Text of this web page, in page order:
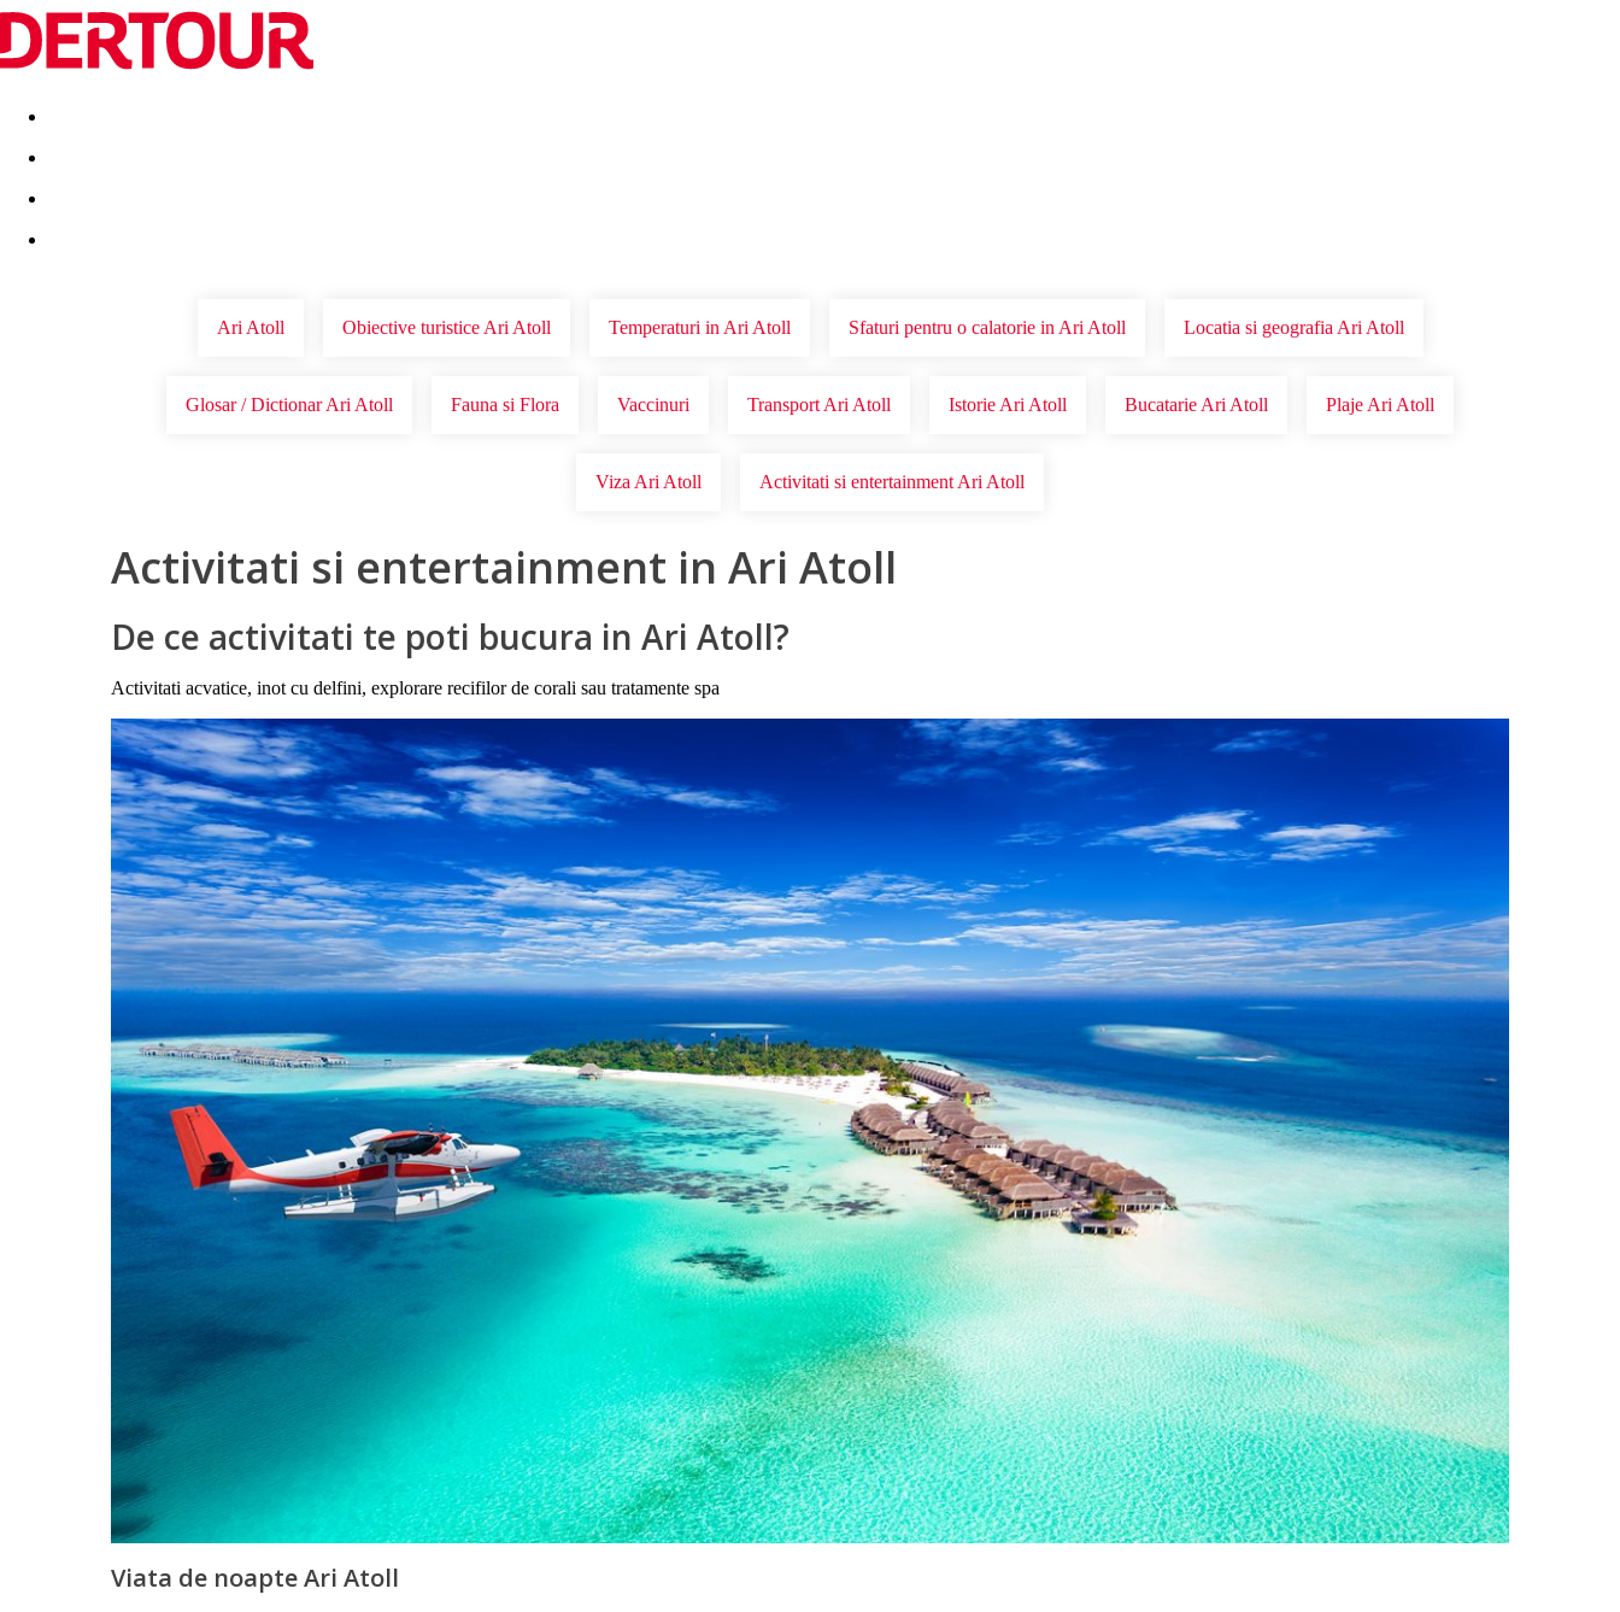
Destinatii Vacanta perfecta OFERTE DE NERATAT
Ari Atoll Obiective turistice Ari Atoll Temperaturi in Ari Atoll Sfaturi pentru o calatorie in Ari Atoll Locatia si geografia Ari Atoll
Glosar / Dictionar Ari Atoll Fauna si Flora Vaccinuri Transport Ari Atoll Istorie Ari Atoll Bucatarie Ari Atoll Plaje Ari Atoll
Viza Ari Atoll Activitati si entertainment Ari Atoll
Activitati si entertainment in Ari Atoll
De ce activitati te poti bucura in Ari Atoll?
Activitati acvatice, inot cu delfini, explorare recifilor de corali sau tratamente spa
Viata de noapte Ari Atoll